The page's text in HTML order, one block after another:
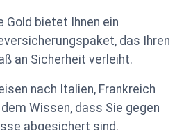
Gold bietet Ihnen ein
das Ihren
an Sicherheit verleiht.
nach Italien, Frankreich
Wissen, dass Sie gegen
abgesichert sind.